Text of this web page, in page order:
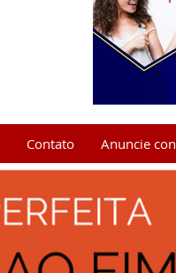
Contato Anuncie